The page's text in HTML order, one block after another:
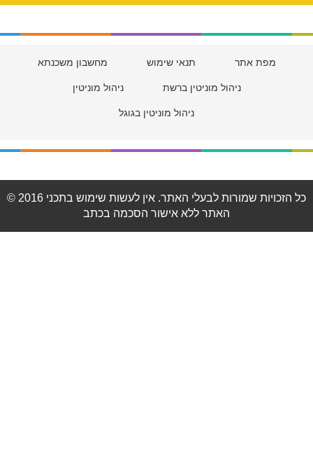
מפת אתר תנאי שימוש מחשבון משכנתא
ניהול מוניטין ברשת ניהול מוניטין
ניהול מוניטין בגוגל
© 2016 כל הזכויות שמורות לבעלי האתר. אין לעשות שימוש בתכני
האתר ללא אישור הסכמה בכתב